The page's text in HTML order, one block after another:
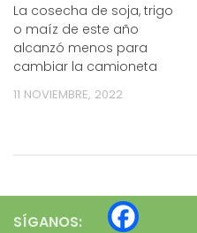
La cosecha de soja, trigo
o maíz de este año
alcanzó menos para
cambiar la camioneta
11 NOVIEMBRE, 2022
SÍGANOS: